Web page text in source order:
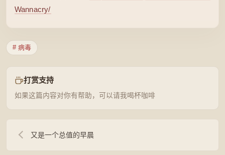
Wannacry/
# 病毒
打赏支持
如果这篇内容对你有帮助，可以请我喝杯咖啡
又是一个总值的早晨